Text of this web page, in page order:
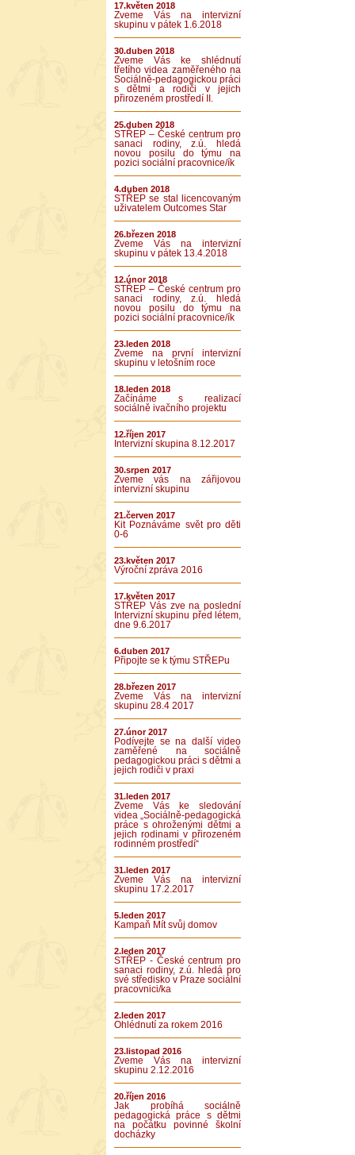
17.květen 2018
Zveme Vás na intervizní
skupinu v pátek 1.6.2018
30.duben 2018
Zveme Vás ke shlédnutí
třetího videa zaměřeného na
Sociálně-pedagogickou práci
s dětmi a rodiči v jejich
přirozeném prostředí II.
25.duben 2018
STŘEP – České centrum pro
sanaci rodiny, z.ú. hledá
novou posilu do týmu na
pozici sociální pracovnice/ík
4.duben 2018
STŘEP se stal licencovaným
uživatelem Outcomes Star
26.březen 2018
Zveme Vás na intervizní
skupinu v pátek 13.4.2018
12.únor 2018
STŘEP – České centrum pro
sanaci rodiny, z.ú. hledá
novou posilu do týmu na
pozici sociální pracovnice/ík
23.leden 2018
Zveme na první intervizní
skupinu v letošním roce
18.leden 2018
Začínáme s realizací
sociálně ivačního projektu
12.říjen 2017
Intervizní skupina 8.12.2017
30.srpen 2017
Zveme vás na zářijovou
intervizní skupinu
21.červen 2017
Kit Poznáváme svět pro děti
0-6
23.květen 2017
Výroční zpráva 2016
17.květen 2017
STŘEP Vás zve na poslední
Intervizní skupinu před létem,
dne 9.6.2017
6.duben 2017
Připojte se k týmu STŘEPu
28.březen 2017
Zveme Vás na intervizní
skupinu 28.4 2017
27.únor 2017
Podívejte se na další video
zaměřené na sociálně
pedagogickou práci s dětmi a
jejich rodiči v praxi
31.leden 2017
Zveme Vás ke sledování
videa „Sociálně-pedagogická
práce s ohroženými dětmi a
jejich rodinami v přirozeném
rodinném prostředí“
31.leden 2017
Zveme Vás na intervizní
skupinu 17.2.2017
5.leden 2017
Kampaň Mít svůj domov
2.leden 2017
STŘEP - České centrum pro
sanaci rodiny, z.ú. hledá pro
své středisko v Praze sociální
pracovnici/ka
2.leden 2017
Ohlédnutí za rokem 2016
23.listopad 2016
Zveme Vás na intervizní
skupinu 2.12.2016
20.říjen 2016
Jak probíhá sociálně
pedagogická práce s dětmi
na počátku povinné školní
docházky